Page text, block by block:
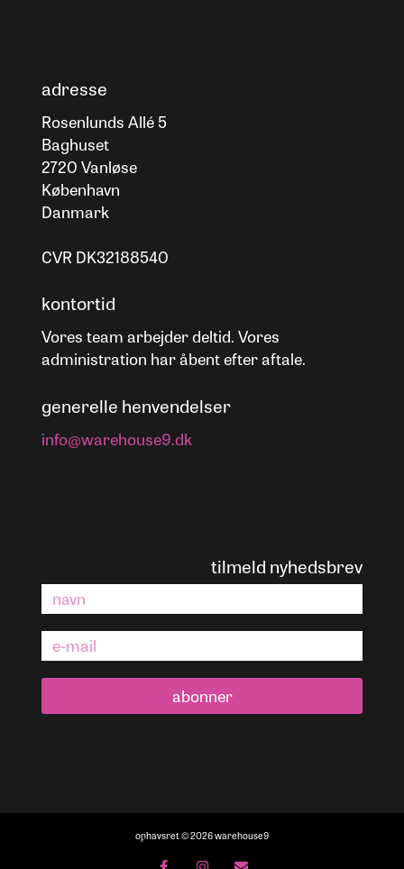
adresse
Rosenlunds Allé 5
Baghuset
2720 Vanløse
København
Danmark
CVR DK32188540
kontortid
Vores team arbejder deltid. Vores
administration har åbent efter aftale.
generelle henvendelser
info@warehouse9.dk
tilmeld nyhedsbrev
abonner
ophavsret © 2026 warehouse9